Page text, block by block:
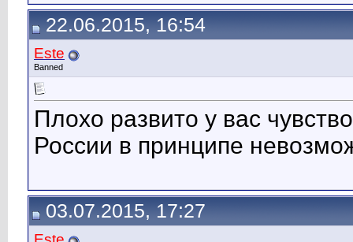
22.06.2015, 16:54
Este
Banned
Плохо развито у вас
России в принципе
03.07.2015, 17:27